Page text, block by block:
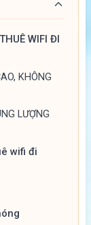
WIFI ĐI
KHÔNG
LƯỢNG
wifi đi